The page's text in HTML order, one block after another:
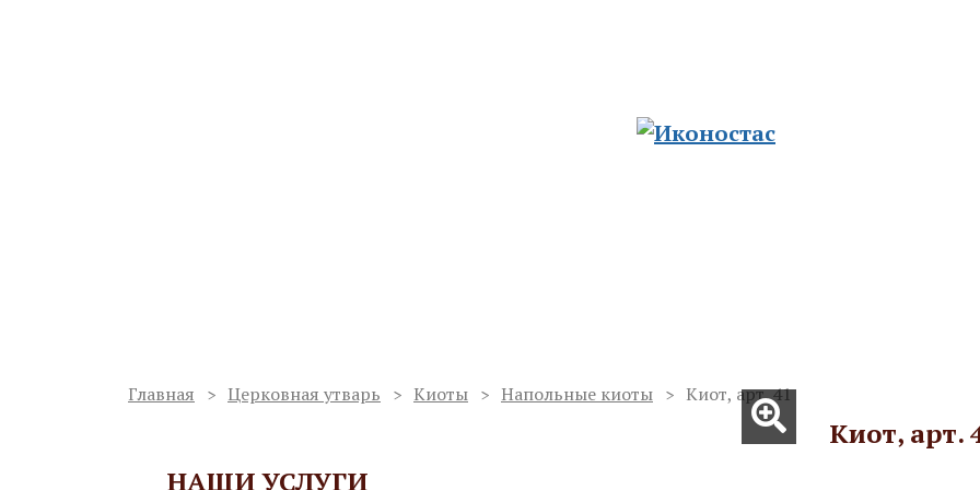
Главная Церковная утварь Киоты Напольные киоты Киот, арт. 41
НАШИ УСЛУГИ
Киот, арт.